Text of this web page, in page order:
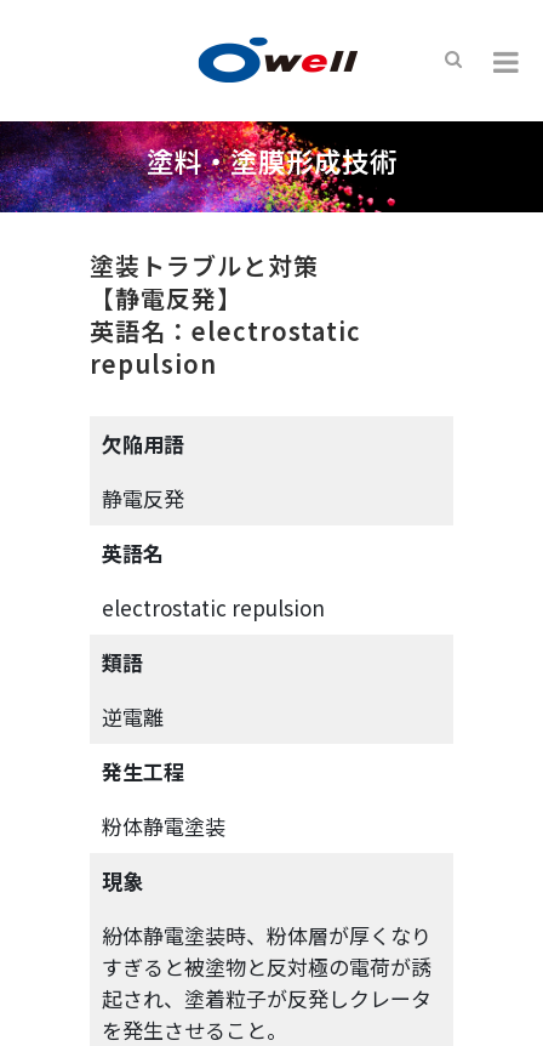
塗料・塗膜形成技術
塗装トラブルと対策
【静電反発】
英語名：electrostatic
repulsion
欠陥用語
静電反発
英語名
electrostatic repulsion
類語
逆電離
発生工程
粉体静電塗装
現象
紛体静電塗装時、粉体層が厚くなり
すぎると被塗物と反対極の電荷が誘
起され、塗着粒子が反発しクレータ
を発生させること。